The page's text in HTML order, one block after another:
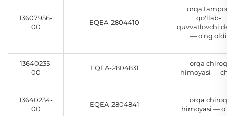
13607956-
00
EQEA-2804410
orqa
qo'llab-
quvvatlovchi
— o'ng oldi
13640235-
00
EQEA-2804831
orqa chiroq
himoyasi —
13640234-
00
EQEA-2804841
orqa chiroq
himoyasi —